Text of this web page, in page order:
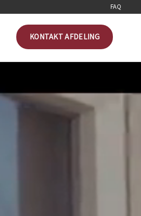
FAQ
KONTAKT AFDELING